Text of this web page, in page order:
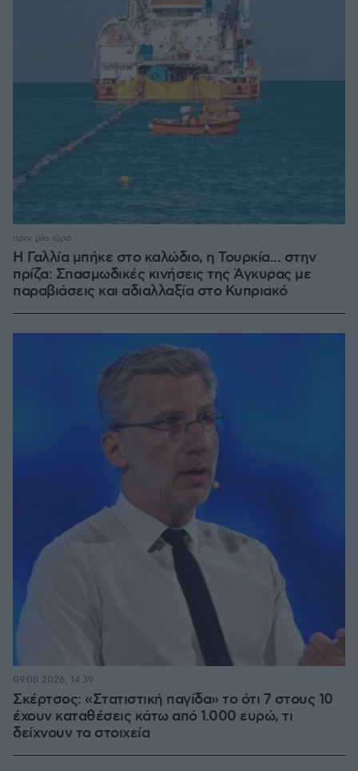
Η Γαλλία μπήκε στο καλώδιο, η Τουρκία... στην
πρίζα: Σπασμωδικές κινήσεις της Άγκυρας με
παραβιάσεις και αδιαλλαξία στο Κυπριακό
πριν μία ώρα
Σκέρτσος: «Στατιστική παγίδα» το ότι 7 στους 10
έχουν καταθέσεις κάτω από 1.000 ευρώ, τι
δείχνουν τα στοιχεία
09.08.2026, 14:39